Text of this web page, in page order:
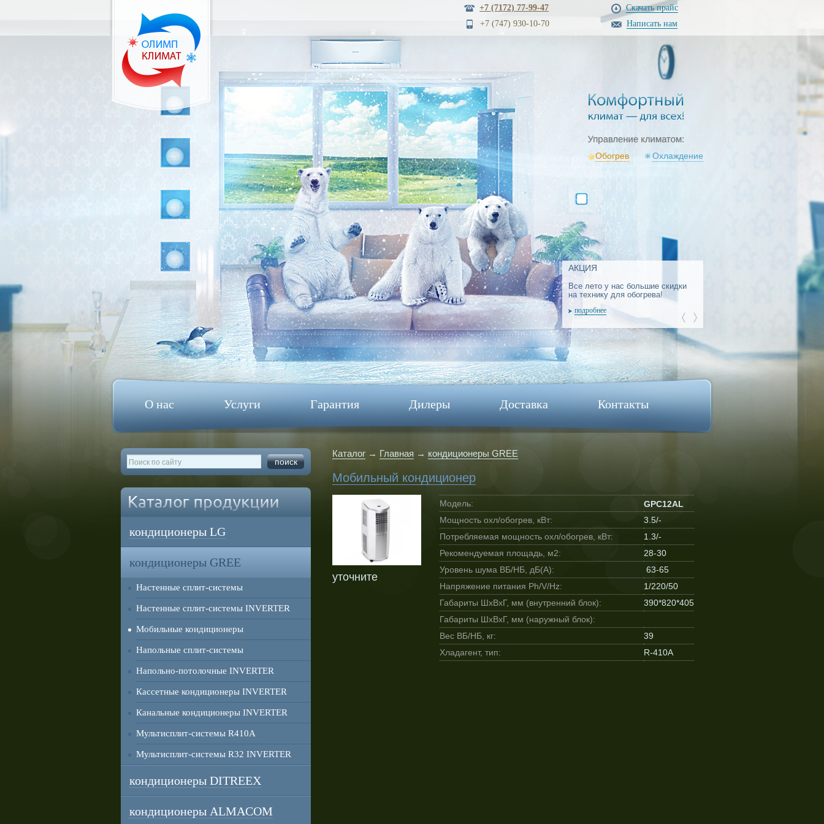
+7 (7172) 77-99-47
+7 (747) 930-10-70
Скачать прайс
Написать нам
Обогрев Охлаждение
АКЦИЯ
Все лето у нас большие скидки
на технику для обогрева!
подробнее
Все лето у нас большие скидки
О нас Услуги Гарантия Дилеры Доставка Контакты
кондиционеры LG
кондиционеры GREE
Настенные сплит-системы
Настенные сплит-системы INVERTER
Мобильные кондиционеры
Напольные сплит-системы
Напольно-потолочные INVERTER
Кассетные кондиционеры INVERTER
Канальные кондиционеры INVERTER
Мультисплит-системы R410A
Мультисплит-системы R32 INVERTER
кондиционеры DITREEX
кондиционеры ALMACOM
Каталог → Главная → кондиционеры GREE
Мобильный кондиционер
уточните
Модель:
GPC12AL
Мощность охл/обогрев, кВт:
3.5/-
Потребляемая мощность охл/обогрев, кВт:
1.3/-
Рекомендуемая площадь, м2:
28-30
Уровень шума ВБ/НБ, дБ(А):
63-65
Напряжение питания Ph/V/Hz:
1/220/50
Габариты ШхВхГ, мм (внутренний блок):
390*820*405
Габариты ШхВхГ, мм (наружный блок):
Вес ВБ/НБ, кг:
39
Хладагент, тип:
R-410A